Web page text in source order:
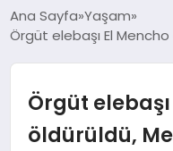
DÜNYA
Ana Sayfa Yaşam
Örgüt elebaşı El Mencho
Örgüt
öldürüldü,